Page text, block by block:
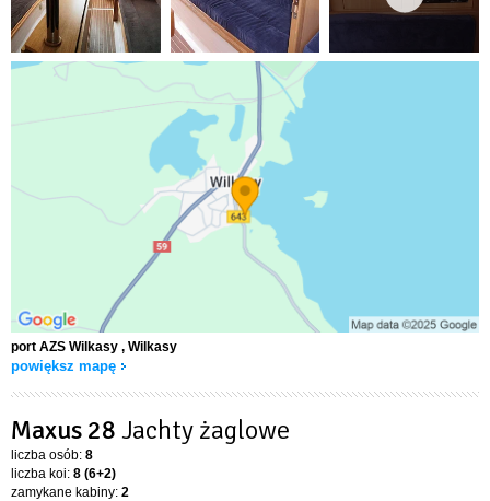
port AZS Wilkasy , Wilkasy
powiększ mapę
Maxus 28 Jachty żaglowe
liczba osób: 8
liczba koi: 8 (6+2)
zamykane kabiny: 2